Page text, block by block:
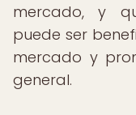
mercado, y
puede ser
mercado y
general.